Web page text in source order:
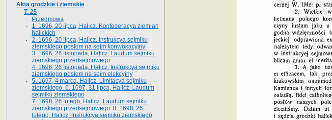
Akta grodzkie i ziemskie
T. 25
Przedmowa
1. 1696, 20 lipca, Halicz. Konfederacya ziemian
halickich
2. 1696, 20 lipca, Halicz. Instrukcya sejmiku
ziemskiego posłom na sejm konwokacyjny
3. 1696, 26 listopada, Halicz. Laudum sejmiku
ziemskiego przedsejmowego
4. 1696, 26 listopada, Halicz. Instrukcya sejmiku
ziemskiego posłom na sejm elekcyjny
5. 1697, 4 marca, Halicz. Limitacya sejmiku
ziemskiego. 6. 1697, 31 lipca, Halicz. Laudum
sejmiku ziemskiego
7. 1698, 26 lutego, Halicz. Laudum sejmiku
ziemskiego przedsejmowego. 8. 1698, 26
lutego, Halicz. Instrukcya sejmiku ziemskiego